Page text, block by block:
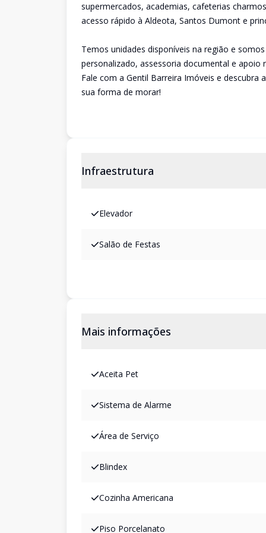
supermercados, academias, cafeterias
acesso rápido à Aldeota, Santos Dumont e
Temos unidades disponíveis na região e
personalizado, assessoria documental e apoio
Fale com a Gentil Barreira Imóveis e descubra
sua forma de morar!
Infraestrutura
Elevador
Salão de Festas
Mais informações
Aceita Pet
Sistema de Alarme
Área de Serviço
Blindex
Cozinha Americana
Piso Porcelanato